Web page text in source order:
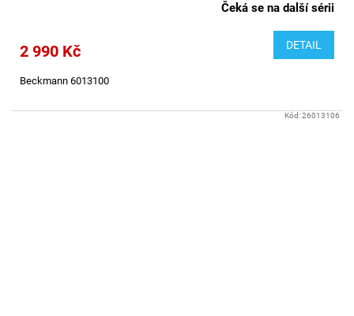
Čeká se na další sérii
2 990 Kč DETAIL
Beckmann 6013100
Kód:26013106